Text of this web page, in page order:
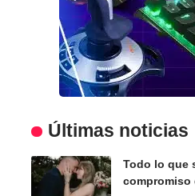
Últimas noticias
Todo lo que
compromiso